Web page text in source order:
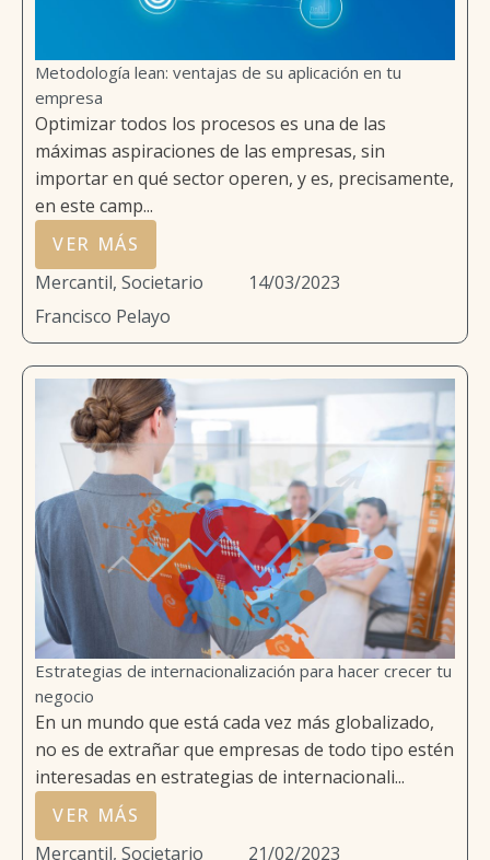
Metodología lean: ventajas de su aplicación en tu
empresa
Optimizar todos los procesos es una de las
máximas aspiraciones de las empresas, sin
importar en qué sector operen, y es, precisamente,
en este camp...
VER MÁS
Mercantil, Societario
14/03/2023
Francisco Pelayo
Estrategias de internacionalización para hacer crecer tu
negocio
En un mundo que está cada vez más globalizado,
no es de extrañar que empresas de todo tipo estén
interesadas en estrategias de internacionali...
VER MÁS
Mercantil, Societario
21/02/2023